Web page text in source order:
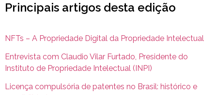
Principais artigos desta edição
NFTs – A Propriedade Digital da Propriedade Intelectual
Entrevista com Claudio Vilar Furtado, Presidente do
Instituto de Propriedade Intelectual (INPI)
Licença compulsória de patentes no Brasil: histórico e